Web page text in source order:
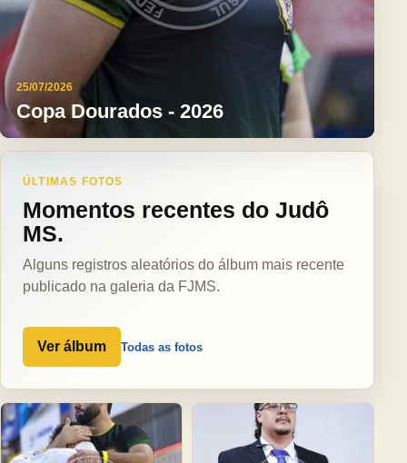
25/07/2026
Copa Dourados - 2026
ÚLTIMAS FOTOS
Momentos recentes do Judô
MS.
Alguns registros aleatórios do álbum mais recente
publicado na galeria da FJMS.
Ver álbum Todas as fotos